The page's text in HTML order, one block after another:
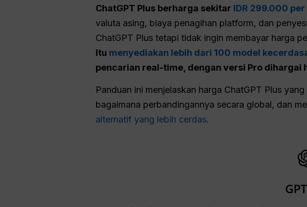
ChatGPT Plus berharga sekitar IDR 299.000 per
valuta asing, biaya penagihan platform, dan
ChatGPT Plus tetapi tidak ingin membayar harga
Itu menyediakan lebih dari 100 model
pencarian real-time, dengan versi Pro dihargai
Panduan ini menjelaskan harga ChatGPT Plus
bagaimana perbandingannya secara global, dan
alternatif yang lebih cerdas.